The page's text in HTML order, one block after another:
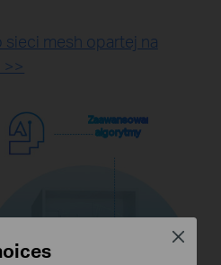
sieci mesh opartej na
>>
Zaawansowane
algorytmy
Close